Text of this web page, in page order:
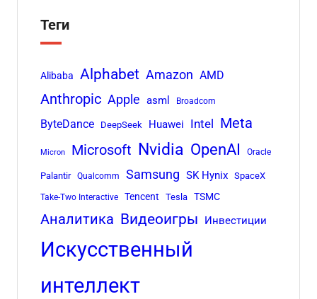
Теги
Alibaba Alphabet Amazon AMD
Anthropic Apple asml Broadcom
ByteDance DeepSeek Huawei Intel Meta
Micron Microsoft Nvidia OpenAI Oracle
Palantir Qualcomm Samsung SK Hynix SpaceX
Take-Two Interactive Tencent Tesla TSMC
Аналитика Видеоигры Инвестиции
Искусственный
интеллект